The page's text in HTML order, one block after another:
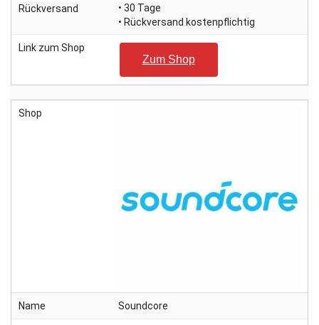
Rückversand
• 30 Tage
• Rückversand kostenpflichtig
Link zum Shop
Zum Shop
Shop
Name Soundcore